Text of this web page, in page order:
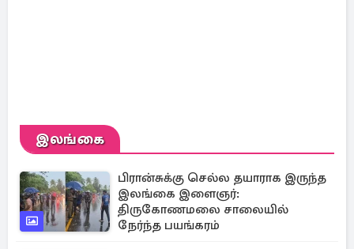
இலங்கை
பிரான்சுக்கு செல்ல தயாராக இருந்த
இலங்கை இளைஞர்:
திருகோணமலை சாலையில்
நேர்ந்த பயங்கரம்